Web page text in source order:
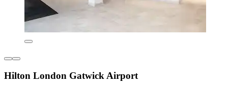
Hilton London Gatwick Airport